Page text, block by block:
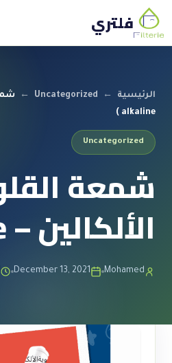
فلتري
الرئيسية ←
Uncategorized
←
alkaline )
Uncategorized
شمعة
الألكالين – alkaline )
Mohamed
December 13, 2021